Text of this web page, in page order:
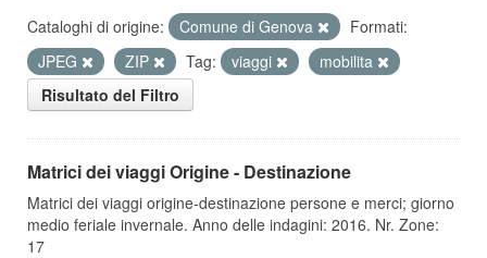
Cataloghi di origine: Comune di Genova
Formati:
JPEG
ZIP Tag: viaggi
mobilita
Risultato del Filtro
Matrici dei viaggi Origine - Destinazione
Matrici dei viaggi origine-destinazione persone e merci; giorno
medio feriale invernale. Anno delle indagini: 2016. Nr. Zone:
17